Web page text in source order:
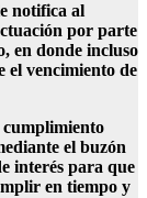
notifica al
por parte
en donde incluso
el vencimiento de
cumplimiento
el buzón
interés para que
en tiempo y